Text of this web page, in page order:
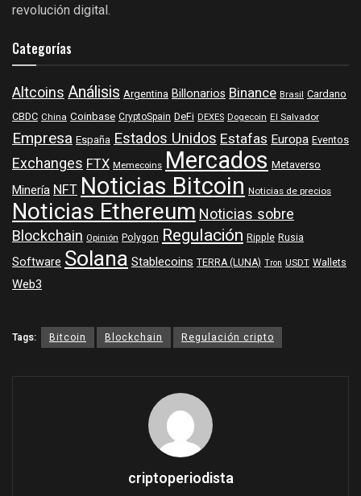
revolución digital.
Categorías
AltcoinsAnálisis Argentina BillonariosBinance Brasil Cardano
CBDC China Coinbase CryptoSpain DeFi DEXES Dogecoin El Salvador
Empresa España Estados UnidosEstafasEuropa Eventos
ExchangesFTX Memecoins Mercados Metaverso
MineríaNFTNoticias Bitcoin Noticias de precios
Noticias EthereumNoticias sobre
Blockchain Opinión Polygon Regulación Ripple Rusia
SoftwareSolanaStablecoins TERRA (LUNA) Tron USDT Wallets
Web3
Tags: Bitcoin Blockchain Regulación cripto
criptoperiodista